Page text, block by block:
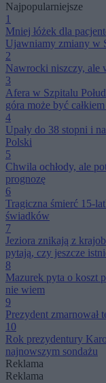
Najpopularniejsze
1
Mniej łóżek dla
Ujawniamy zmiany w
2
Nawrocki niszczy, ale
3
Afera w Szpitalu
góra może być
4
Upały do 38 stopni i
Polski
5
Chwila ochłody, ale
prognozę
6
Tragiczna śmierć 15-
świadków
7
Jeziora znikają z
pytają, czy jeszcze
8
Mazurek pyta o koszt
nie wiem
9
Prezydent zmarnował
10
Rok prezydentury
najnowszym sondażu
Reklama
Reklama